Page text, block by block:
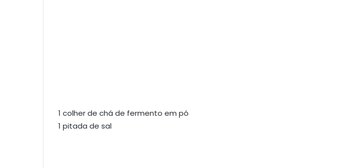
1 colher de chá de fermento em pó
1 pitada de sal